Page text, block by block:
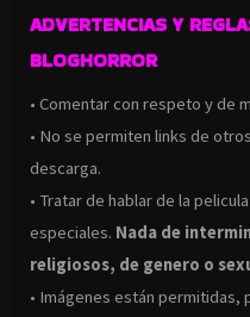
ADVERTENCIAS Y
BLOGHORROR
• Comentar con respeto y de
• No se permiten links de
descarga.
• Tratar de hablar de la
especiales. Nada de
religiosos, de genero o
• Imágenes están